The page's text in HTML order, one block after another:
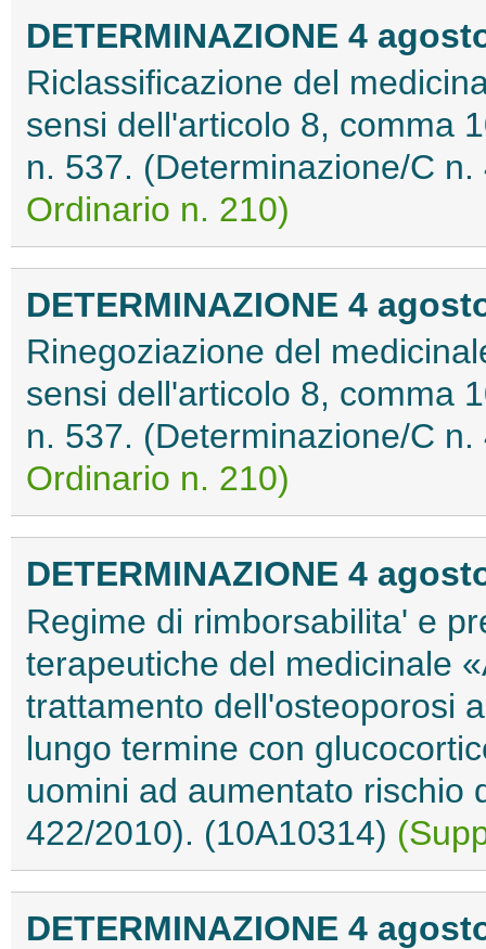
DETERMINAZIONE 4
Riclassificazione del
sensi dell'articolo 8, comma
n. 537. (Determinazione/C
Ordinario n. 210)
DETERMINAZIONE 4
Rinegoziazione del
sensi dell'articolo 8, comma
n. 537. (Determinazione/C
Ordinario n. 210)
DETERMINAZIONE 4
Regime di rimborsabilita' e
terapeutiche del medicinale
trattamento dell'osteoporosi
lungo termine con
uomini ad aumentato rischio
422/2010). (10A10314)
DETERMINAZIONE 4